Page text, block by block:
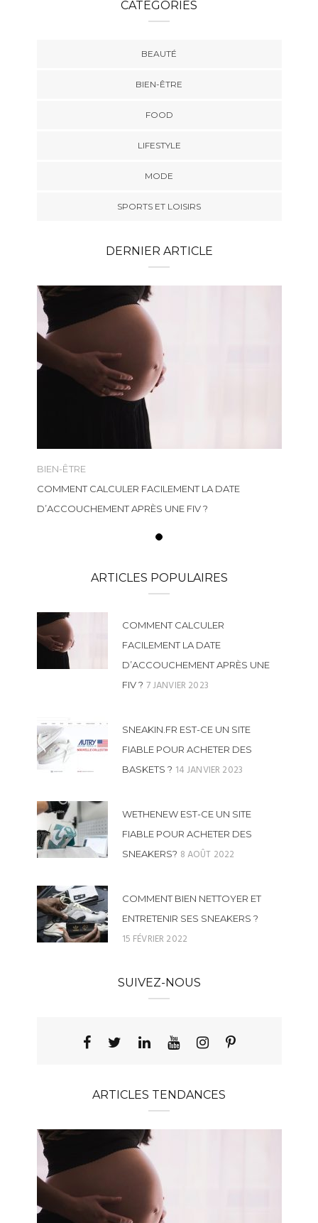
CATEGORIES
BEAUTÉ
BIEN-ÊTRE
FOOD
LIFESTYLE
MODE
SPORTS ET LOISIRS
DERNIER ARTICLE
BIEN-ÊTRE
COMMENT CALCULER FACILEMENT LA DATE
D’ACCOUCHEMENT APRÈS UNE FIV ?
ARTICLES POPULAIRES
COMMENT CALCULER
FACILEMENT LA DATE
D’ACCOUCHEMENT APRÈS UNE
FIV ? 7 JANVIER 2023
SNEAKIN.FR EST-CE UN SITE
FIABLE POUR ACHETER DES
BASKETS ? 14 JANVIER 2023
WETHENEW EST-CE UN SITE
FIABLE POUR ACHETER DES
SNEAKERS? 8 AOÛT 2022
COMMENT BIEN NETTOYER ET
ENTRETENIR SES SNEAKERS ?
15 FÉVRIER 2022
SUIVEZ-NOUS
ARTICLES TENDANCES